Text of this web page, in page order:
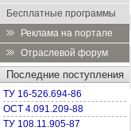
Бесплатные программы
Реклама на портале
Отраслевой форум
Последние поступления
ТУ 16-526.694-86
ОСТ 4.091.209-88
ТУ 108.11.905-87